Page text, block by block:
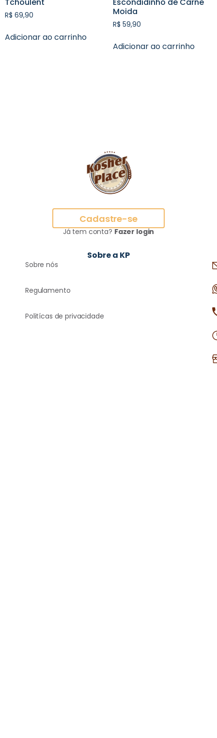
R$ 69,90
Adicionar ao carrinho
Moida
R$ 59,90
Adicionar ao carrinho
Cadastre-se
Já tem conta? Fazer login
Sobre a KP
Sobre nós
Regulamento
Politícas de privacidade